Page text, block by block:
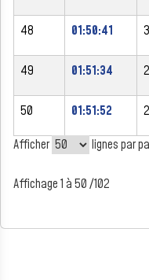
48 01:50:41
49 01:51:34
50 01:51:52
Afficher
lignes par
Affichage 1 à 50 /102